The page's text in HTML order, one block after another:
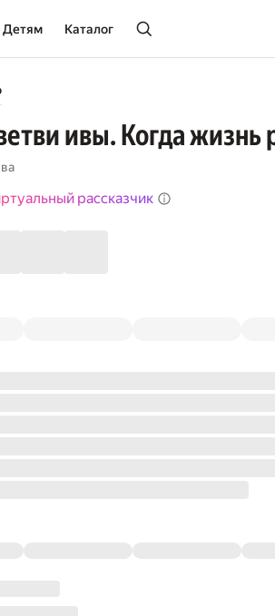
Детям Каталог
ивы. Когда жизнь
рассказчик